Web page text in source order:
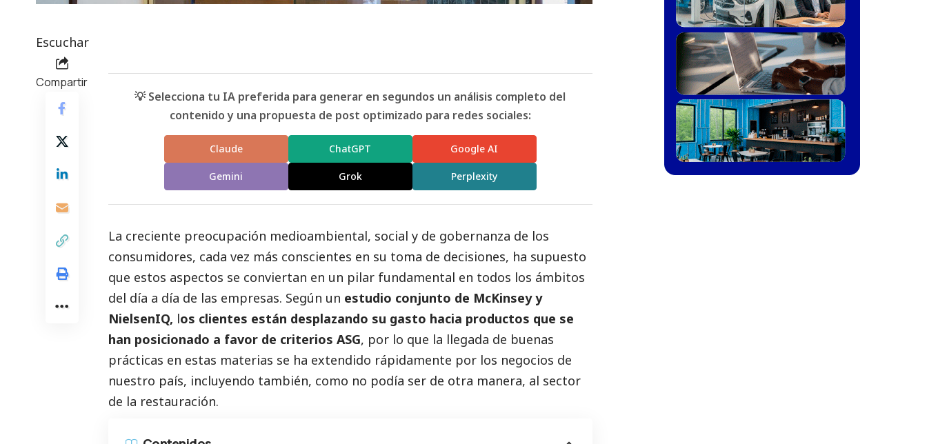
Escuchar
Compartir
💡 Selecciona tu IA preferida para generar en segundos un análisis completo del
contenido y una propuesta de post optimizado para redes sociales:
Claude ChatGPT Google AI
Gemini Grok Perplexity
La creciente preocupación medioambiental, social y de gobernanza de los
consumidores, cada vez más conscientes en su toma de decisiones, ha supuesto
que estos aspectos se conviertan en un pilar fundamental en todos los ámbitos
del día a día de las empresas. Según un estudio conjunto de McKinsey y
NielsenIQ, los clientes están desplazando su gasto hacia productos que se
han posicionado a favor de criterios ASG, por lo que la llegada de buenas
prácticas en estas materias se ha extendido rápidamente por los negocios de
nuestro país, incluyendo también, como no podía ser de otra manera, al sector
de la restauración.